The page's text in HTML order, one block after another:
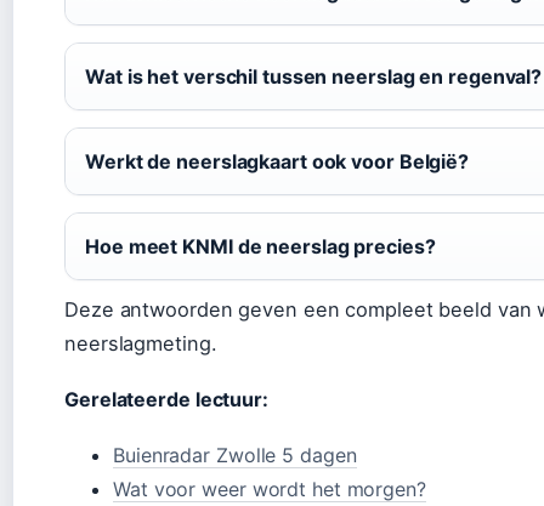
Wat is het verschil tussen neerslag en regenval?
Werkt de neerslagkaart ook voor België?
Hoe meet KNMI de neerslag precies?
Deze antwoorden geven een compleet beeld van
neerslagmeting.
Gerelateerde lectuur:
Buienradar Zwolle 5 dagen
Wat voor weer wordt het morgen?